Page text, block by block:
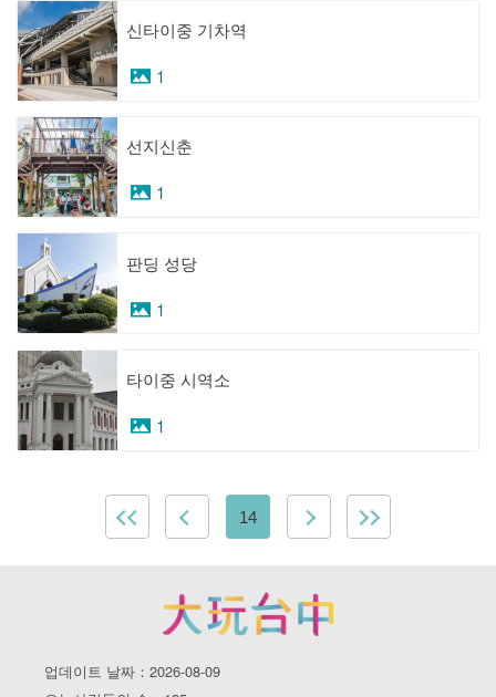
신타이중 기차역
1
선지신춘
1
판딩 성당
1
타이중 시역소
1
14
업데이트 날짜：2026-08-09